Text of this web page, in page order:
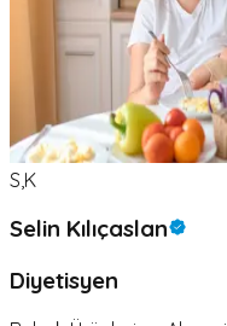
S,K
Selin Kılıçaslan
Diyetisyen